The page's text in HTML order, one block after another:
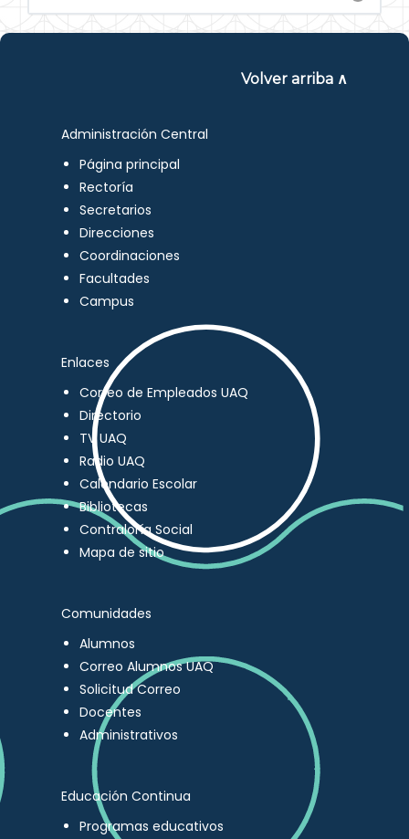
Volver arriba ∧
Administración Central
Página principal
Rectoría
Secretarios
Direcciones
Coordinaciones
Facultades
Campus
Enlaces
Correo de Empleados UAQ
Directorio
TV UAQ
Radio UAQ
Calendario Escolar
Bibliotecas
Contraloría Social
Mapa de sitio
Comunidades
Alumnos
Correo Alumnos UAQ
Solicitud Correo
Docentes
Administrativos
Educación Continua
Programas educativos